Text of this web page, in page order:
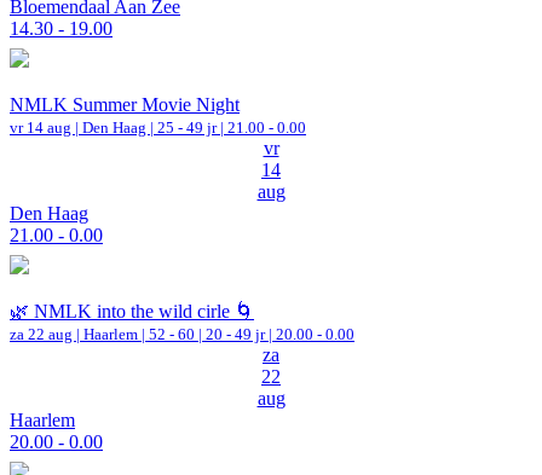
Bloemendaal Aan Zee
14.30 - 19.00
NMLK Summer Movie Night
vr 14 aug | Den Haag | 25 - 49 jr | 21.00 - 0.00
vr
14
aug
Den Haag
21.00 - 0.00
🌿 NMLK into the wild cirle 🌀
za 22 aug | Haarlem | 52 - 60 | 20 - 49 jr | 20.00 - 0.00
za
22
aug
Haarlem
20.00 - 0.00